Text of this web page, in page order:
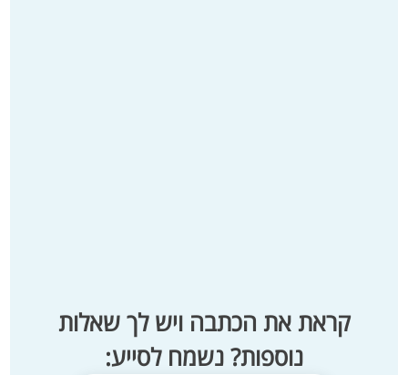
קראת את הכתבה ויש לך שאלות
נוספות? נשמח לסייע: